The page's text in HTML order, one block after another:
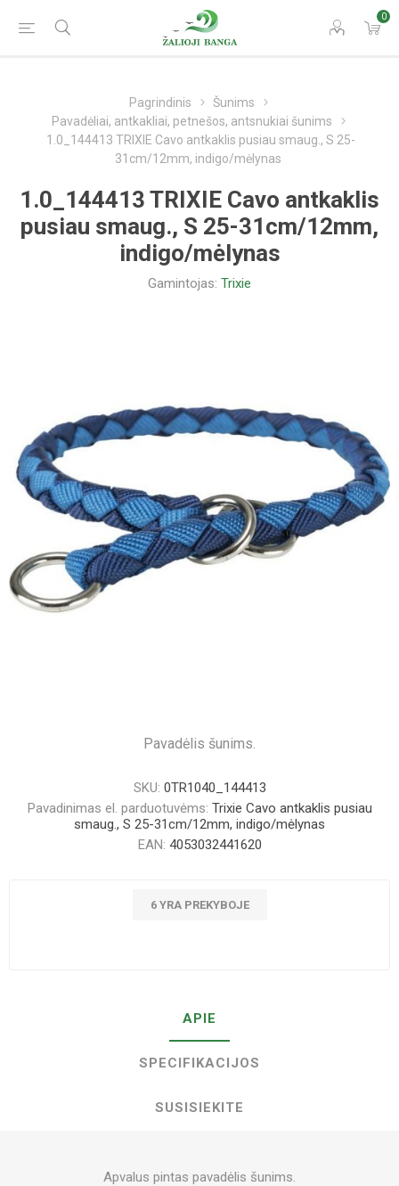
0
Pagrindinis
Šunims
Pavadėliai, antkakliai, petnešos, antsnukiai šunims
1.0_144413 TRIXIE Cavo antkaklis pusiau smaug., S 25-
31cm/12mm, indigo/mėlynas
1.0_144413 TRIXIE Cavo antkaklis
pusiau smaug., S 25-31cm/12mm,
indigo/mėlynas
Gamintojas: Trixie
Pavadėlis šunims.
SKU: 0TR1040_144413
Pavadinimas el. parduotuvėms: Trixie Cavo antkaklis pusiau
smaug., S 25-31cm/12mm, indigo/mėlynas
EAN: 4053032441620
6 YRA PREKYBOJE
APIE
SPECIFIKACIJOS
SUSISIEKITE
Apvalus pintas pavadėlis šunims.